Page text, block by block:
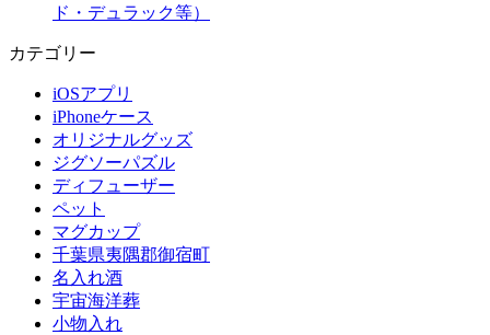
ド・デュラック等）
カテゴリー
iOSアプリ
iPhoneケース
オリジナルグッズ
ジグソーパズル
ディフューザー
ペット
マグカップ
千葉県夷隅郡御宿町
名入れ酒
宇宙海洋葬
小物入れ